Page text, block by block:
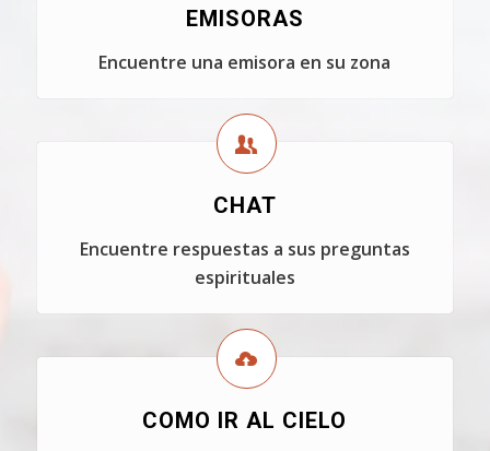
EMISORAS
Encuentre una emisora en su zona
CHAT
Encuentre respuestas a sus preguntas
espirituales
COMO IR AL CIELO